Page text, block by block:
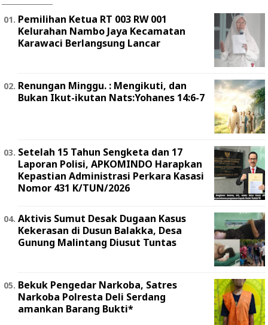
Pemilihan Ketua RT 003 RW 001
Kelurahan Nambo Jaya Kecamatan
Karawaci Berlangsung Lancar
Renungan Minggu. : Mengikuti, dan
Bukan Ikut-ikutan Nats:Yohanes 14:6-7
Setelah 15 Tahun Sengketa dan 17
Laporan Polisi, APKOMINDO Harapkan
Kepastian Administrasi Perkara Kasasi
Nomor 431 K/TUN/2026
Aktivis Sumut Desak Dugaan Kasus
Kekerasan di Dusun Balakka, Desa
Gunung Malintang Diusut Tuntas
Bekuk Pengedar Narkoba, Satres
Narkoba Polresta Deli Serdang
amankan Barang Bukti*